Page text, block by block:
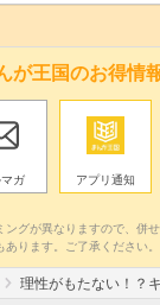
が王国のお得情
ガ アプリ通知
グが異なりますので、併
ります。ご了承ください。
理性がもたない！？